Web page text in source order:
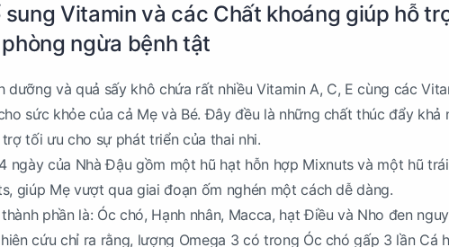
sung Vitamin và các Chất khoáng giúp hỗ
ngừa bệnh tật
dưỡng và quả sấy khô chứa rất nhiều Vitamin A, C, E cùng các
sức khỏe của cả Mẹ và Bé. Đây đều là những chất thúc đẩy khả
tối ưu cho sự phát triển của thai nhi.
ngày của Nhà Đậu gồm một hũ hạt hỗn hợp Mixnuts và một hũ
giúp Mẹ vượt qua giai đoạn ốm nghén một cách dễ dàng.
phần là: Óc chó, Hạnh nhân, Macca, hạt Điều và Nho đen
cứu chỉ ra rằng, lượng Omega 3 có trong Óc chó gấp 3 lần Cá